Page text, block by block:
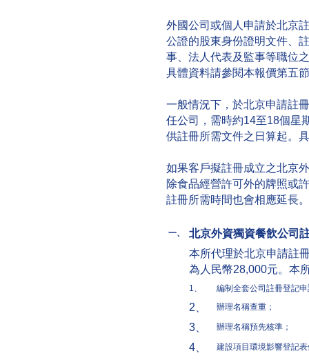
外國公司或個人申請於北京
公證的股東身份證明文件、
事、法人代表及監事等職位
具體資料請參閱本報價第五
一般情況下，於北京申請註
任公司，需時約14至18個星
供註冊所需文件之日算起。
如果客戶擬註冊成立之北京
除食品經營許可外的牌照或
註冊所需時間也會相應延長
一、
北京外資獨資餐飲公司
本所代理於北京申請註
為人民幣28,000元。本
1、 編制全套公司註冊登記
2、 辦理名稱查重；
3、 辦理名稱預先核準；
4、 建設項目環境影響登記